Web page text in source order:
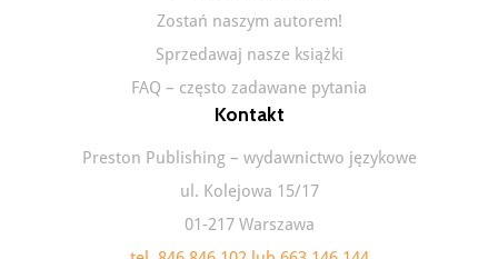
Zostań naszym autorem!
Sprzedawaj nasze książki
FAQ – często zadawane pytania
Kontakt
Preston Publishing – wydawnictwo językowe
ul. Kolejowa 15/17
01-217 Warszawa